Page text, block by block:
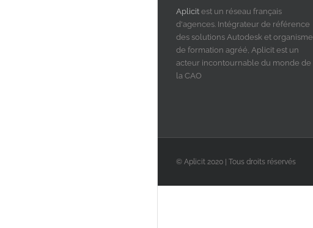
Aplicit est un réseau français
d'agences. Intégrateur de référence
des solutions Autodesk et organisme
de formation agréé, Aplicit est un
acteur incontournable du monde de
la CAO
© Aplicit 2020 | Tous droits réservés